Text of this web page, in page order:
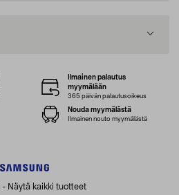
- Näytä kaikki tuotteet
Ilmainen palautus
myymälään
365 päivän palautusoikeus
Nouda myymälästä
Ilmainen nouto myymälästä